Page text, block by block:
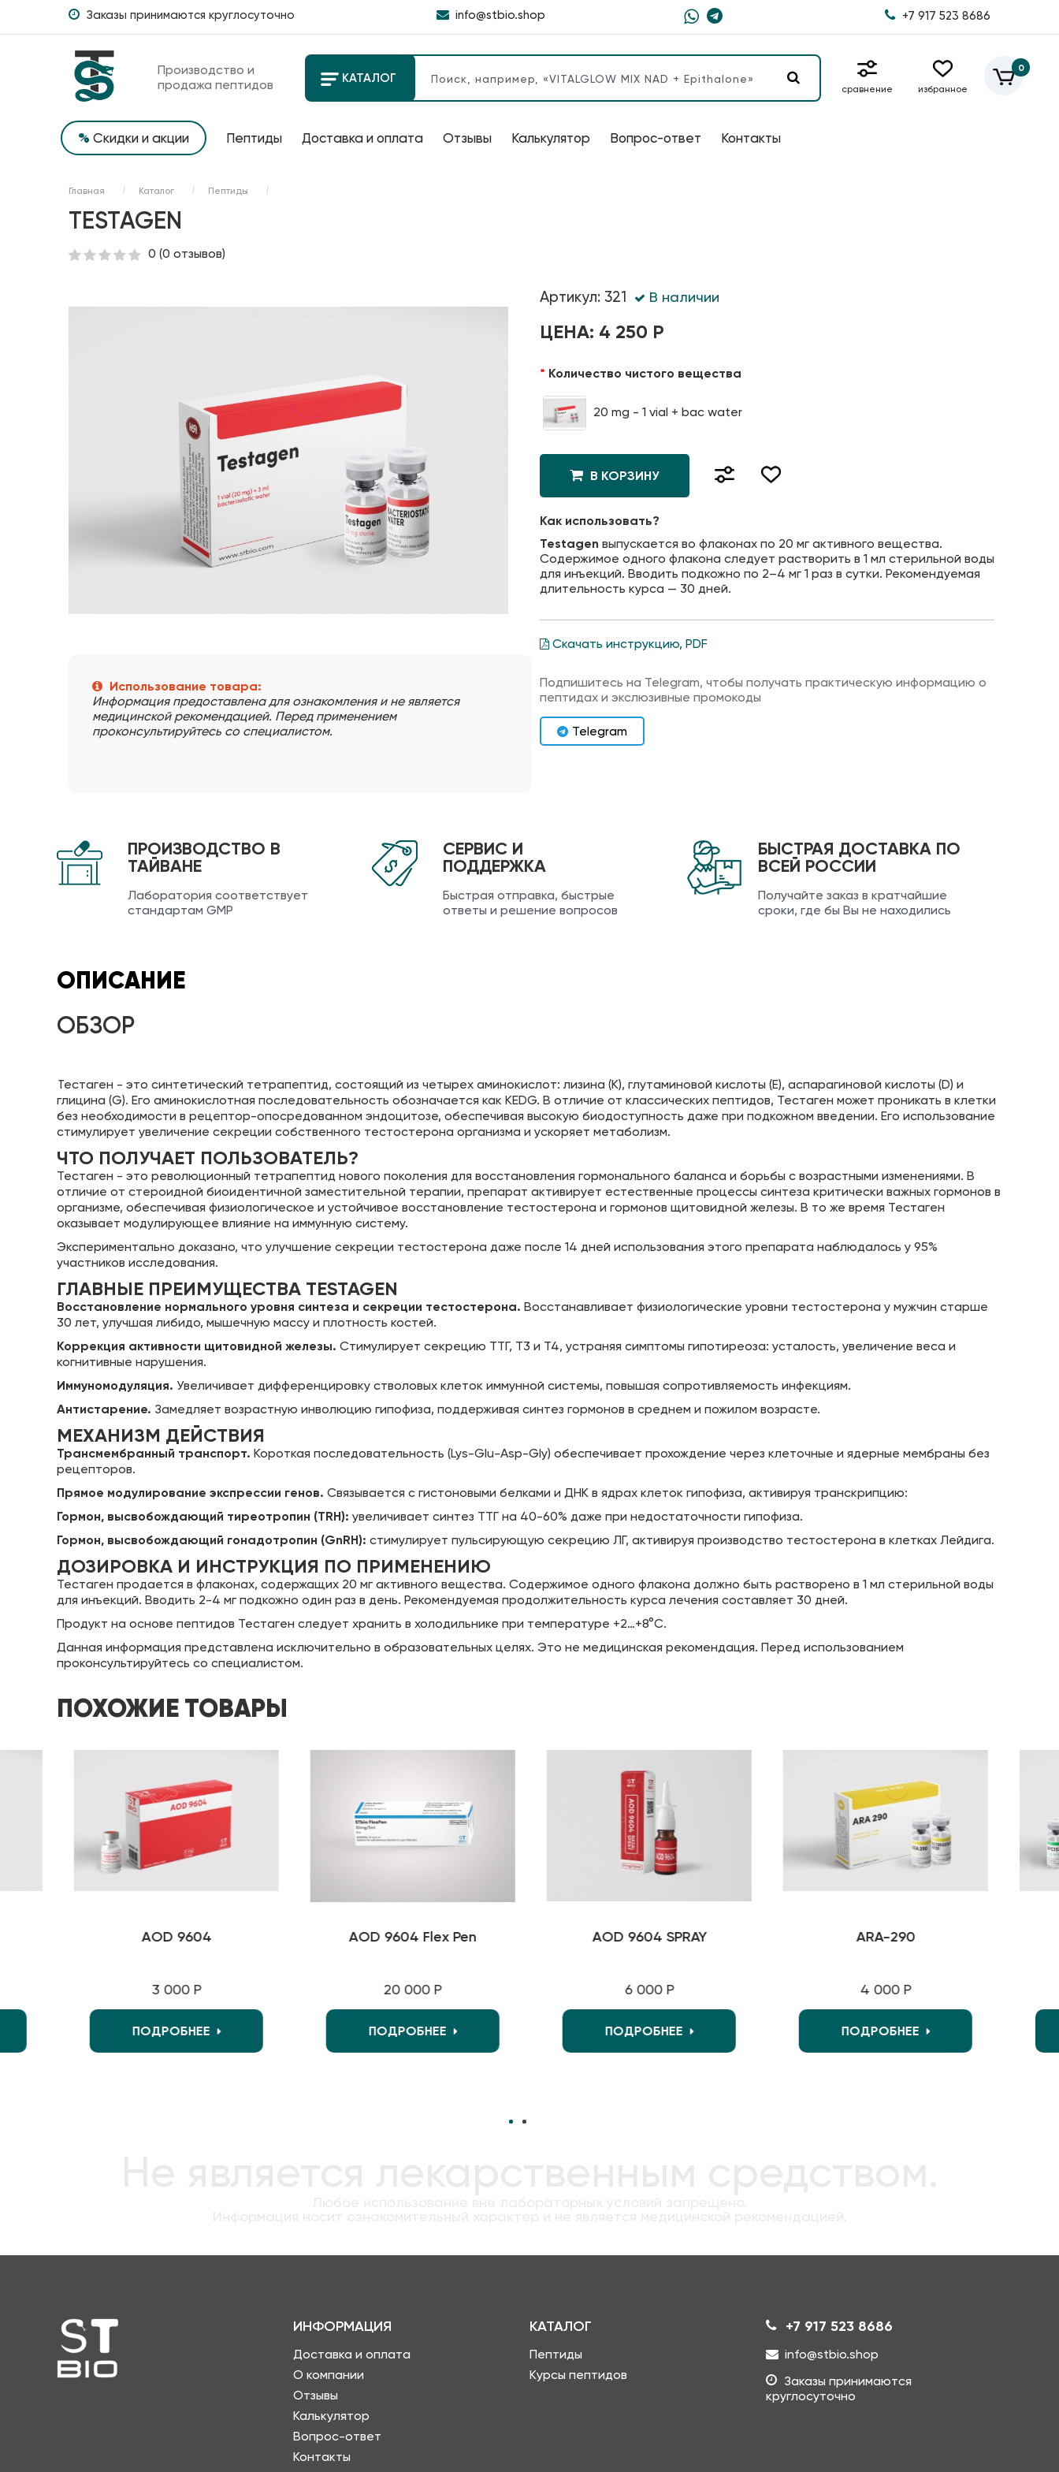
Заказы принимаются круглосуточно info@stbio.shop +7 917 523 8686
Производство и
продажа пептидов
КАТАЛОГ
сравнение избранное
0
% Скидки и акции Пептиды Доставка и оплата Отзывы Калькулятор Вопрос-ответ Контакты
Главная Каталог Пептиды
TESTAGEN
0 (0 отзывов)
Использование товара:
Информация предоставлена для ознакомления и не является
медицинской рекомендацией. Перед применением
проконсультируйтесь со специалистом.
Артикул: 321 В наличии
ЦЕНА: 4 250 Р
Количество чистого вещества
20 mg - 1 vial + bac water
В КОРЗИНУ
Как использовать?
Testagen выпускается во флаконах по 20 мг активного вещества.
Содержимое одного флакона следует растворить в 1 мл стерильной воды
для инъекций. Вводить подкожно по 2–4 мг 1 раз в сутки. Рекомендуемая
длительность курса — 30 дней.
Скачать инструкцию, PDF
Подпишитесь на Telegram, чтобы получать практическую информацию о
пептидах и экслюзивные промокоды
Telegram
ПРОИЗВОДСТВО В
ТАЙВАНЕ
Лаборатория соответствует
стандартам GMP
СЕРВИС И
ПОДДЕРЖКА
Быстрая отправка, быстрые
ответы и решение вопросов
БЫСТРАЯ ДОСТАВКА ПО
ВСЕЙ РОССИИ
Получайте заказ в кратчайшие
сроки, где бы Вы не находились
ОПИСАНИЕ
ОБЗОР
Тестаген - это синтетический тетрапептид, состоящий из четырех аминокислот: лизина (K), глутаминовой кислоты (E), аспарагиновой кислоты (D) и
глицина (G). Его аминокислотная последовательность обозначается как KEDG. В отличие от классических пептидов, Тестаген может проникать в клетки
без необходимости в рецептор-опосредованном эндоцитозе, обеспечивая высокую биодоступность даже при подкожном введении. Его использование
стимулирует увеличение секреции собственного тестостерона организма и ускоряет метаболизм.
ЧТО ПОЛУЧАЕТ ПОЛЬЗОВАТЕЛЬ?
Тестаген - это революционный тетрапептид нового поколения для восстановления гормонального баланса и борьбы с возрастными изменениями. В
отличие от стероидной биоидентичной заместительной терапии, препарат активирует естественные процессы синтеза критически важных гормонов в
организме, обеспечивая физиологическое и устойчивое восстановление тестостерона и гормонов щитовидной железы. В то же время Тестаген
оказывает модулирующее влияние на иммунную систему.
Экспериментально доказано, что улучшение секреции тестостерона даже после 14 дней использования этого препарата наблюдалось у 95%
участников исследования.
ГЛАВНЫЕ ПРЕИМУЩЕСТВА TESTAGEN
Восстановление нормального уровня синтеза и секреции тестостерона. Восстанавливает физиологические уровни тестостерона у мужчин старше
30 лет, улучшая либидо, мышечную массу и плотность костей.
Коррекция активности щитовидной железы. Стимулирует секрецию ТТГ, Т3 и Т4, устраняя симптомы гипотиреоза: усталость, увеличение веса и
когнитивные нарушения.
Иммуномодуляция. Увеличивает дифференцировку стволовых клеток иммунной системы, повышая сопротивляемость инфекциям.
Антистарение. Замедляет возрастную инволюцию гипофиза, поддерживая синтез гормонов в среднем и пожилом возрасте.
МЕХАНИЗМ ДЕЙСТВИЯ
Трансмембранный транспорт. Короткая последовательность (Lys-Glu-Asp-Gly) обеспечивает прохождение через клеточные и ядерные мембраны без
рецепторов.
Прямое модулирование экспрессии генов. Связывается с гистоновыми белками и ДНК в ядрах клеток гипофиза, активируя транскрипцию:
Гормон, высвобождающий тиреотропин (TRH): увеличивает синтез ТТГ на 40-60% даже при недостаточности гипофиза.
Гормон, высвобождающий гонадотропин (GnRH): стимулирует пульсирующую секрецию ЛГ, активируя производство тестостерона в клетках Лейдига.
ДОЗИРОВКА И ИНСТРУКЦИЯ ПО ПРИМЕНЕНИЮ
Тестаген продается в флаконах, содержащих 20 мг активного вещества. Содержимое одного флакона должно быть растворено в 1 мл стерильной воды
для инъекций. Вводить 2-4 мг подкожно один раз в день. Рекомендуемая продолжительность курса лечения составляет 30 дней.
Продукт на основе пептидов Тестаген следует хранить в холодильнике при температуре +2…+8°C.
Данная информация представлена исключительно в образовательных целях. Это не медицинская рекомендация. Перед использованием
проконсультируйтесь со специалистом.
ПОХОЖИЕ ТОВАРЫ
AOD 9604
3 000 Р
ПОДРОБНЕЕ
AOD 9604 Flex Pen
20 000 Р
ПОДРОБНЕЕ
AOD 9604 SPRAY
6 000 Р
ПОДРОБНЕЕ
ARA-290
4 000 Р
ПОДРОБНЕЕ
ИНФОРМАЦИЯ
Доставка и оплата
О компании
Отзывы
Калькулятор
Вопрос-ответ
Контакты
КАТАЛОГ
Пептиды
Курсы пептидов
+7 917 523 8686
info@stbio.shop
Заказы принимаются
круглосуточно